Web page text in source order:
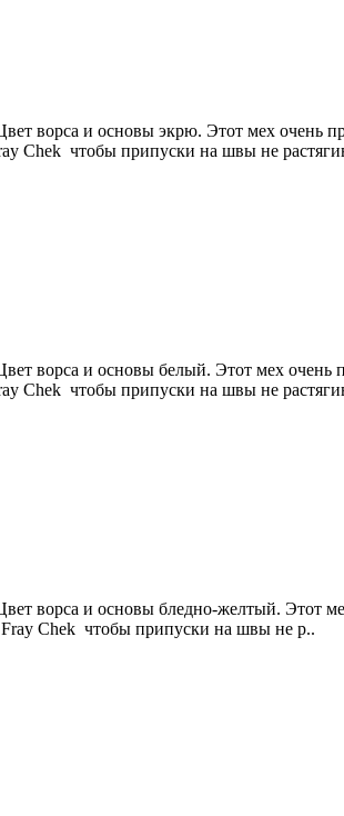
ворса и основы экрю. Этот мех очень
Сhek чтобы припуски на швы не
ворса и основы белый. Этот мех очень
Сhek чтобы припуски на швы не
ворса и основы бледно-желтый. Этот
Fray Сhek чтобы припуски на швы не р..